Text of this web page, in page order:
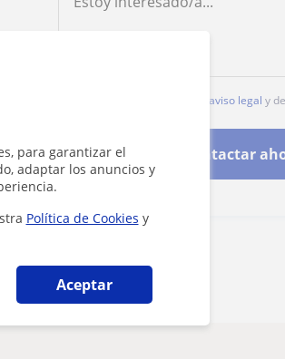
para garantizar el
adaptar los anuncios y
Política de Cookies y
Aceptar
aviso legal y de
Contactar